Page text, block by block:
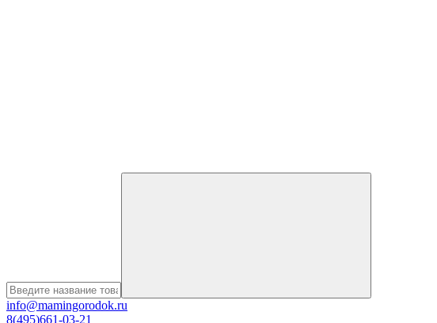
info@mamingorodok.ru
8(495)661-03-21